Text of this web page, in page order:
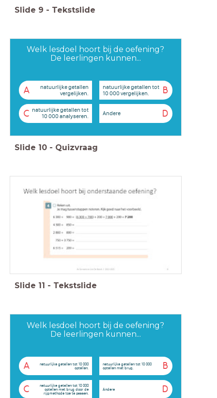
Slide 9 - Tekstslide
Welk lesdoel hoort bij de oefening?
De leerlingen kunnen...
A
natuurlijke getallen
vergelijken.
B
natuurlijke getallen tot
10 000 vergelijken.
C natuurlijke getallen tot
10 000 analyseren.
D
Andere
Slide 10 - Quizvraag
Slide 11 - Tekstslide
Welk lesdoel hoort bij de oefening?
De leerlingen kunnen...
A
natuurlijke getallen tot 10 000
optellen.
B
natuurlijke getallen tot 10 000
optellen met brug.
C
natuurlijke getallen tot 10 000
optellen met brug door de
rijgmethode toe te passen.
D
Andere